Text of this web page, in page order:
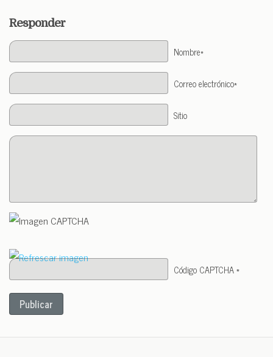
Responder
Nombre*
Correo electrónico*
Sitio
Código CAPTCHA*
Publicar